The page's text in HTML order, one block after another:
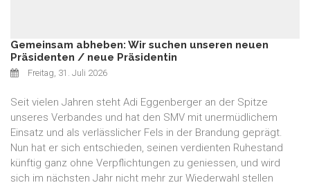
Gemeinsam abheben: Wir suchen unseren neuen
Präsidenten / neue Präsidentin
Freitag, 31. Juli 2026
Seit vielen Jahren steht Adi Eggenberger an der Spitze
unseres Verbandes und hat den SMV mit unermüdlichem
Einsatz und als verlässlicher Fels in der Brandung geprägt.
Nun hat er sich entschieden, seinen verdienten Ruhestand
künftig ganz ohne Verpflichtungen zu geniessen, und wird
sich im nächsten Jahr nicht mehr zur Wiederwahl stellen